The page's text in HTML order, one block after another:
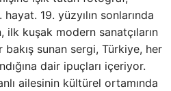
19. yüzyılın sonlarında
ilk kuşak modern sanatçıların
bakış sunan sergi, Türkiye, her
dair ipuçları içeriyor.
ailesinin kültürel ortamında